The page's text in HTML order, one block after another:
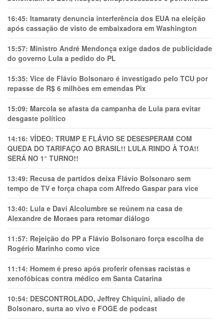
16:45: Itamaraty denuncia interferência dos EUA na eleição
após cassação de visto de embaixadora em Washington
15:57: Ministro André Mendonça exige dados de publicidade
do governo Lula a pedido do PL
15:35: Vice de Flávio Bolsonaro é investigado pelo TCU por
repasse de R$ 6 milhões em emendas Pix
15:09: Marcola se afasta da campanha de Lula para evitar
desgaste político
14:16: VÍDEO: TRUMP E FLÁVIO SE DESESPERAM COM
QUEDA DO TARIFAÇO AO BRASIL!! LULA RINDO À TOA!!
SERÁ NO 1° TURNO!!
13:49: Recusa de partidos deixa Flávio Bolsonaro sem
tempo de TV e força chapa com Alfredo Gaspar para vice
13:40: Lula e Davi Alcolumbre se reúnem na casa de
Alexandre de Moraes para retomar diálogo
11:57: Rejeição do PP a Flávio Bolsonaro força escolha de
Rogério Marinho como vice
11:14: Homem é preso após proferir ofensas racistas e
xenofóbicas contra médico em Santa Catarina
10:54: DESCONTROLADO, Jeffrey Chiquini, aliado de
Bolsonaro, surta ao vivo e FOGE de podcast